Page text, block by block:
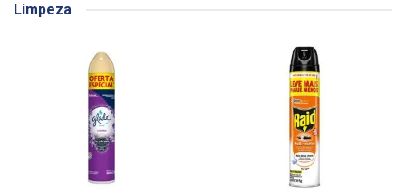
Limpeza